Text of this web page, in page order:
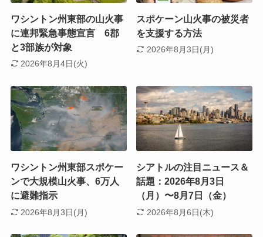
ワシントン州東部の山火事
に連邦緊急事態宣言 6郡
と3部族が対象
2026年8月4日(火)
スポケーン山火事の被災者
を支援する方法
2026年8月3日(月)
ワシントン州東部スポケー
ンで大規模山火事、6万人
に避難指示
2026年8月3日(月)
シアトルの注目ニュース＆
話題：2026年8月3日
（月）〜8月7日（金）
2026年8月6日(木)